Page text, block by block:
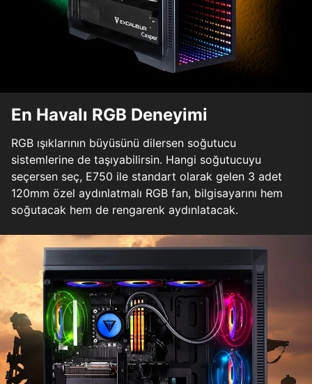
En Havalı RGB Deneyimi
RGB ışıklarının büyüsünü dilersen soğutucu
sistemlerine de taşıyabilirsin. Hangi soğutucuyu
seçersen seç, E750 ile standart olarak gelen 3 adet
120mm özel aydınlatmalı RGB fan, bilgisayarını hem
soğutacak hem de rengarenk aydınlatacak.